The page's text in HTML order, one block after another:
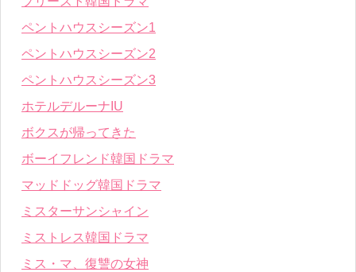
ペントハウスシーズン1
ペントハウスシーズン2
ペントハウスシーズン3
ホテルデルーナIU
ボクスが帰ってきた
ボーイフレンド韓国ドラマ
マッドドッグ韓国ドラマ
ミスターサンシャイン
ミストレス韓国ドラマ
ミス・マ、復讐の女神